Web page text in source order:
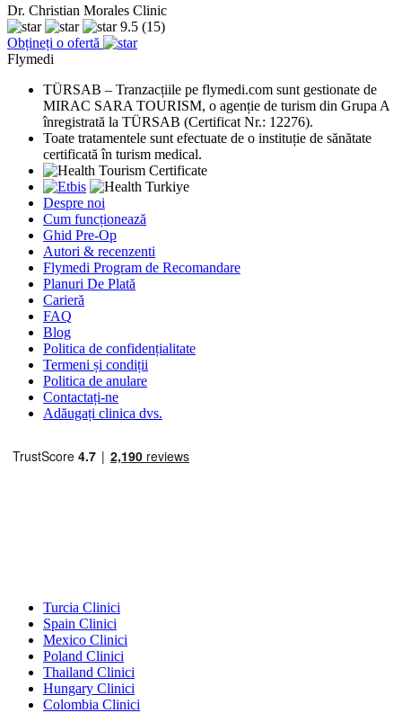
Dr. Christian Morales Clinic
9.5 (15)
Obțineți o ofertă
Flymedi
TÜRSAB – Tranzacțiile pe flymedi.com sunt gestionate de
MIRAC SARA TOURISM, o agenție de turism din Grupa A
înregistrată la TÜRSAB (Certificat Nr.: 12276).
Toate tratamentele sunt efectuate de o instituție de sănătate
certificată în turism medical.
Despre noi
Cum funcționează
Ghid Pre-Op
Autori & recenzenti
Flymedi Program de Recomandare
Planuri De Plată
Carieră
FAQ
Blog
Politica de confidențialitate
Termeni și condiții
Politica de anulare
Contactați-ne
Adăugați clinica dvs.
Turcia Clinici
Spain Clinici
Mexico Clinici
Poland Clinici
Thailand Clinici
Hungary Clinici
Colombia Clinici